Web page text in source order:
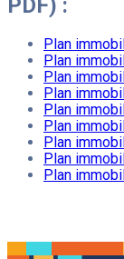
PDF) :
Plan
Plan
Plan
Plan
Plan
Plan
Plan
Plan
Plan